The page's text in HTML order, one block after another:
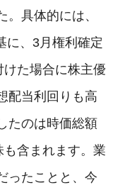
。具体的には、
に、3月権利確定
けた場合に株主優
配当利回りも高
たのは時価総額
含まれます。業
ったことと、今